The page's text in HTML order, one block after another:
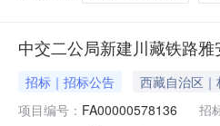
中交二公局新建川藏铁路
招标｜招标公告 西藏自治区
项目编号： FA00000578136 招